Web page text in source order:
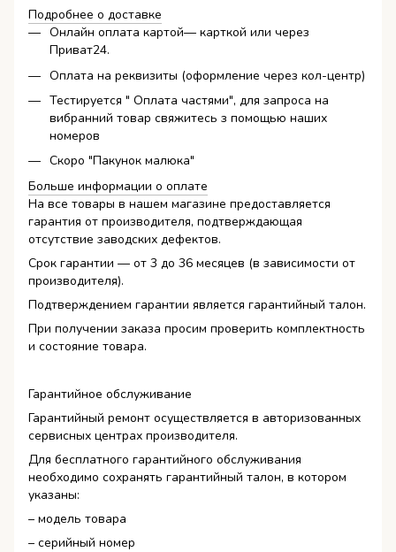
Подробнее о доставке
Онлайн оплата картой— карткой или через
Приват24.
Оплата на реквизиты (оформление через кол-центр)
Тестируется " Оплата частями", для запроса на
вибранний товар свяжитесь з помощью наших
номеров
Скоро "Пакунок малюка"
Больше информации о оплате
На все товары в нашем магазине предоставляется
гарантия от производителя, подтверждающая
отсутствие заводских дефектов.
Срок гарантии — от 3 до 36 месяцев (в зависимости от
производителя).
Подтверждением гарантии является гарантийный талон.
При получении заказа просим проверить комплектность
и состояние товара.
Гарантийное обслуживание
Гарантийный ремонт осуществляется в авторизованных
сервисных центрах производителя.
Для бесплатного гарантийного обслуживания
необходимо сохранять гарантийный талон, в котором
указаны:
– модель товара
– серийный номер